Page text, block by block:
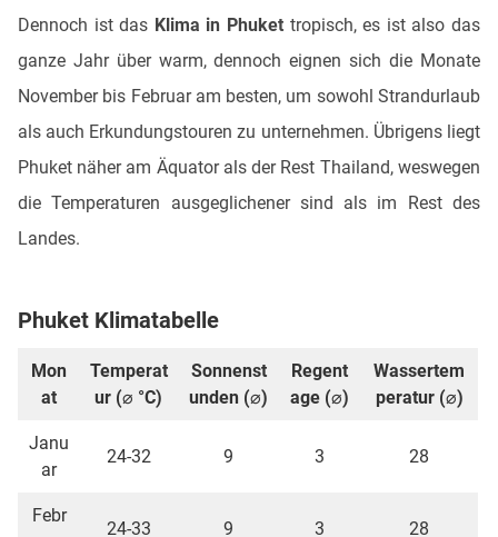
Dennoch ist das Klima in Phukettropisch, es ist also das
ganze Jahr über warm, dennoch eignen sich die Monate
November bis Februar am besten, um sowohl Strandurlaub
als auch Erkundungstouren zu unternehmen. Übrigens liegt
Phuket näher am Äquator als der Rest Thailand, weswegen
die Temperaturen ausgeglichener sind als im Rest des
Landes.
Phuket Klimatabelle
Mon
at
Temperat
ur (⌀ °C)
Sonnenst
unden (⌀)
Regent
age (⌀)
Wassertem
peratur (⌀)
Janu
ar
24-32 9 3 28
Febr
24-33 9 3 28